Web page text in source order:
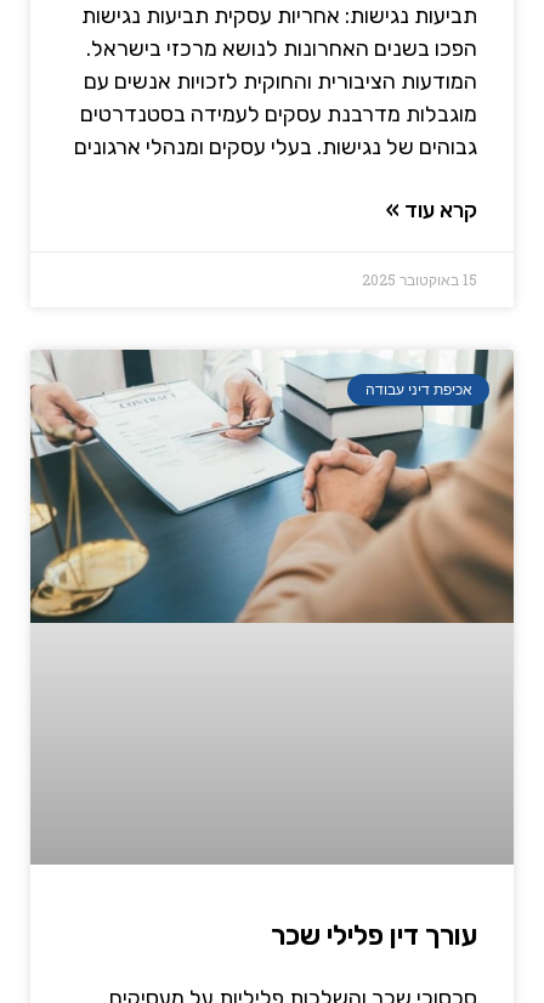
תביעות נגישות: אחריות עסקית תביעות נגישות
הפכו בשנים האחרונות לנושא מרכזי בישראל.
המודעות הציבורית והחוקית לזכויות אנשים עם
מוגבלות מדרבנת עסקים לעמידה בסטנדרטים
גבוהים של נגישות. בעלי עסקים ומנהלי ארגונים
קרא עוד »
15 באוקטובר 2025
אכיפת דיני עבודה
עורך דין פלילי שכר
סכסוכי שכר והשלכות פליליות על מעסיקים